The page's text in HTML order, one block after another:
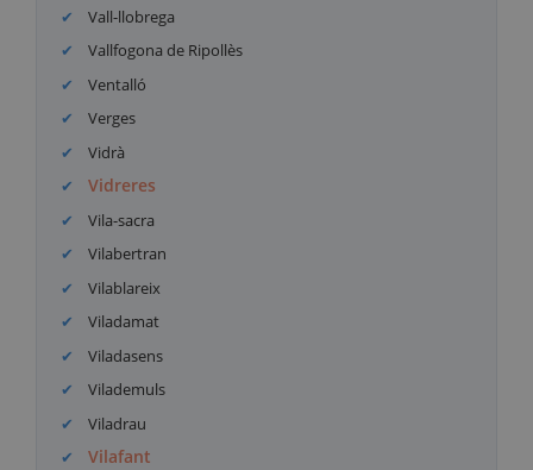
Vall-llobrega
Vallfogona de Ripollès
Ventalló
Verges
Vidrà
Vidreres
Vila-sacra
Vilabertran
Vilablareix
Viladamat
Viladasens
Vilademuls
Viladrau
Vilafant